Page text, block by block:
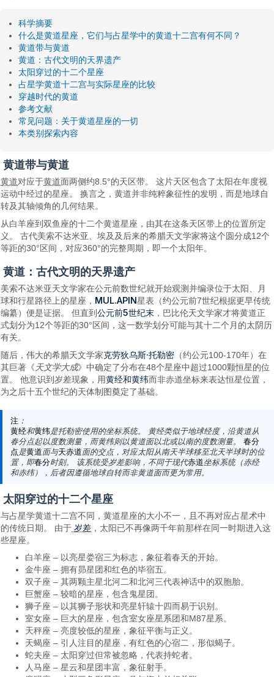
科学摘要
什么是黄道星座，它们与占星学中的黄道十二宫有何不同？
黄道带与黄道
黄道：古代文明的天界遗产
太阳穿过的十二个星座
占星学黄道十二宫与实际星座的比较
穿越时代的黄道
参考文献
常见问题：关于黄道星座的一切
本类别探索内容
黄道带与黄道
黄道对应于黄道面两侧约8.5°的天区带。 这片天区包含了太阳在年度视
运动中经过的星座。 换言之，黄道并非纯粹象征性的发明，而是地球自
转及其轴倾角的几何结果。
从白羊座到双鱼座的十二个黄道星座，由其在这条天区带上的位置所定
义。 古代美索不达米亚、埃及及后来的希腊天文学家将这个圆分成12个
等距的30°区间，对应360°的完整周期，即一个太阳年。
黄道：古代文明的天界遗产
美索不达米亚天文学家在公元前数世纪就开始观测并编录位于太阳、月
球和行星路径上的星座， MUL.APIN星表（约公元前7世纪根据更早传统
编纂）便是证据。 但直到公元前5世纪末 ，巴比伦天文学家才将黄道正
式划分为12个等距的30°区间，这一数学划分可能与其十二个月的太阴历
有关。
随后，伟大的希腊天文学家克劳狄乌斯·托勒密 （约公元100-170年）在
其巨著《天文学大成》中确定了分布在48个星座中超过1000颗恒星的位
置。 他意识到岁差现象，用黄经和黄纬而非赤道坐标来表达恒星位置，
为之后十五个世纪的天体制图奠定了基础。
注 ：
黄经和黄纬是托勒密使用的坐标系统。 黄经类似于地球经度，沿黄道从
春分点起以度数测量，而黄纬则以黄道面以北或以南的度数测量。 春分
点 是黄道面与天赤道面的交点，对应太阳从南天半球移至北天半球时的位
置，即春分时刻。 该系统受岁差影响，不同于现代赤道坐标系统（赤经
和赤纬），后者因遵循地球自转而非黄道面而更为常用。
太阳穿过的十二个星座
与占星学黄道十二宫不同，黄道星座的大小不一，且不再对应占星术中
的传统日期。 由于 岁差 ，太阳已不再像两千年前那样在同一时期进入这
些星座。
白羊座 – 以亮星娄宿三为标志，象征着春天的开始。
金牛座 – 拥有昴星团和红色的毕宿五。
双子座 – 其两颗主星北河二和北河三代表神话中的双胞胎。
巨蟹座 – 较暗的星座，包含鬼星团。
狮子座 – 以其狮子形状和亮星轩辕十四而易于识别。
室女座 – 巨大的星座，包含室女座星系团和M87星系。
天秤座 – 亮度较低的星座，象征平衡与正义。
天蝎座 – 引人注目的星座，有红色的心宿二，形似蝎子。
蛇夫座 – 太阳穿过但常被忽略，代表持蛇者。
人马座 – 星云和星团丰富，象征射手。